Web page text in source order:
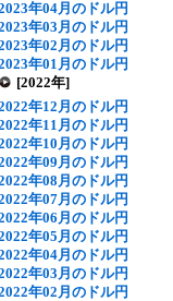
年04月のドル円
年03月のドル円
年02月のドル円
年01月のドル円
[2022年]
年12月のドル円
年11月のドル円
年10月のドル円
年09月のドル円
年08月のドル円
年07月のドル円
年06月のドル円
年05月のドル円
年04月のドル円
年03月のドル円
年02月のドル円